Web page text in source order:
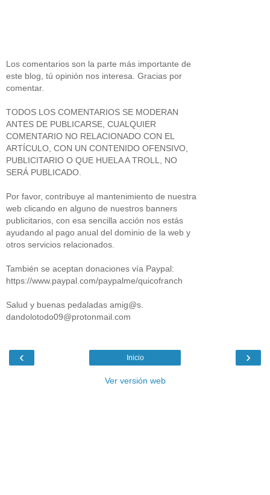
Los comentarios son la parte más importante de
este blog, tú opinión nos interesa. Gracias por
comentar.
TODOS LOS COMENTARIOS SE MODERAN
ANTES DE PUBLICARSE, CUALQUIER
COMENTARIO NO RELACIONADO CON EL
ARTÍCULO, CON UN CONTENIDO OFENSIVO,
PUBLICITARIO O QUE HUELA A TROLL, NO
SERÁ PUBLICADO.
Por favor, contribuye al mantenimiento de nuestra
web clicando en alguno de nuestros banners
publicitarios, con esa sencilla acción nos estás
ayudando al pago anual del dominio de la web y
otros servicios relacionados.
También se aceptan donaciones vía Paypal:
https://www.paypal.com/paypalme/quicofranch
Salud y buenas pedaladas amig@s.
dandolotodo09@protonmail.com
‹ ›
Inicio
Ver versión web